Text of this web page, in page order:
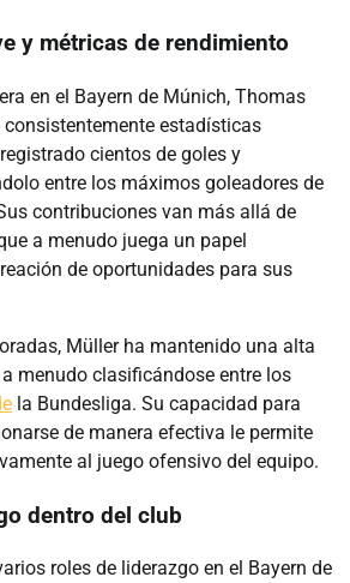
y métricas de rendimiento
en el Bayern de Múnich, Thomas
estadísticas
cientos de goles y
entre los máximos goleadores de
contribuciones van más allá de
a menudo juega un papel
de oportunidades para sus
Müller ha mantenido una alta
menudo clasificándose entre los
la Bundesliga. Su capacidad para
de manera efectiva le permite
al juego ofensivo del equipo.
dentro del club
roles de liderazgo en el Bayern de